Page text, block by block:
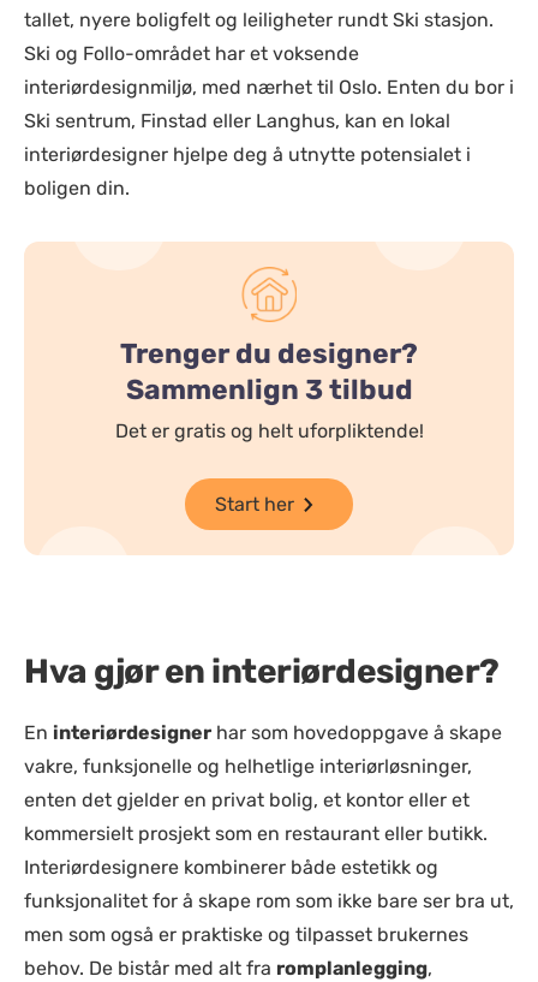
tallet, nyere boligfelt og leiligheter rundt Ski stasjon.
Ski og Follo-området har et voksende
interiørdesignmiljø, med nærhet til Oslo. Enten du bor i
Ski sentrum, Finstad eller Langhus, kan en lokal
interiørdesigner hjelpe deg å utnytte potensialet i
boligen din.
Trenger du designer?
Sammenlign 3 tilbud
Det er gratis og helt uforpliktende!
Start her
Hva gjør en interiørdesigner?
En interiørdesigner har som hovedoppgave å skape
vakre, funksjonelle og helhetlige interiørløsninger,
enten det gjelder en privat bolig, et kontor eller et
kommersielt prosjekt som en restaurant eller butikk.
Interiørdesignere kombinerer både estetikk og
funksjonalitet for å skape rom som ikke bare ser bra ut,
men som også er praktiske og tilpasset brukernes
behov. De bistår med alt fra romplanlegging,